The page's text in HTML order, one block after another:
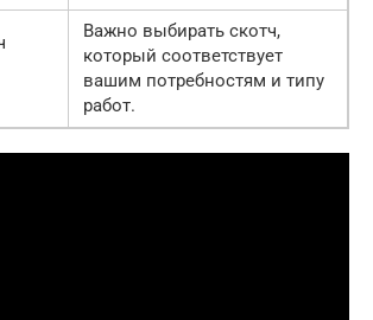
Важно выбирать скотч,
который соответствует
вашим потребностям и типу
работ.